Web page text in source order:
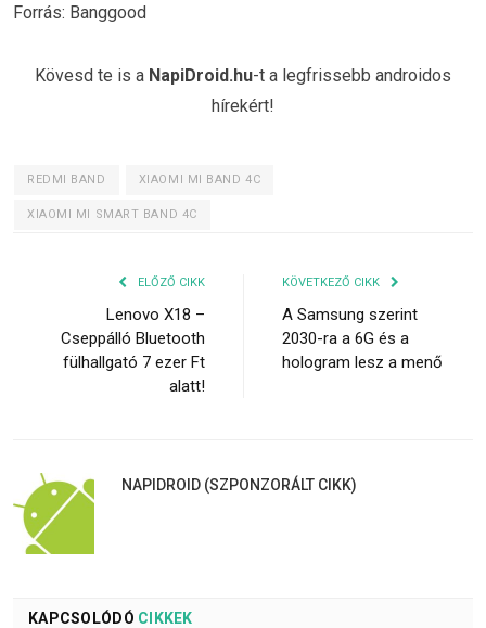
Forrás: Banggood
Kövesd te is a NapiDroid.hu-t a legfrissebb androidos
hírekért!
REDMI BAND XIAOMI MI BAND 4C
XIAOMI MI SMART BAND 4C
ELŐZŐ CIKK
Lenovo X18 –
Cseppálló Bluetooth
fülhallgató 7 ezer Ft
alatt!
KÖVETKEZŐ CIKK
A Samsung szerint
2030-ra a 6G és a
hologram lesz a menő
NAPIDROID (SZPONZORÁLT CIKK)
KAPCSOLÓDÓ CIKKEK